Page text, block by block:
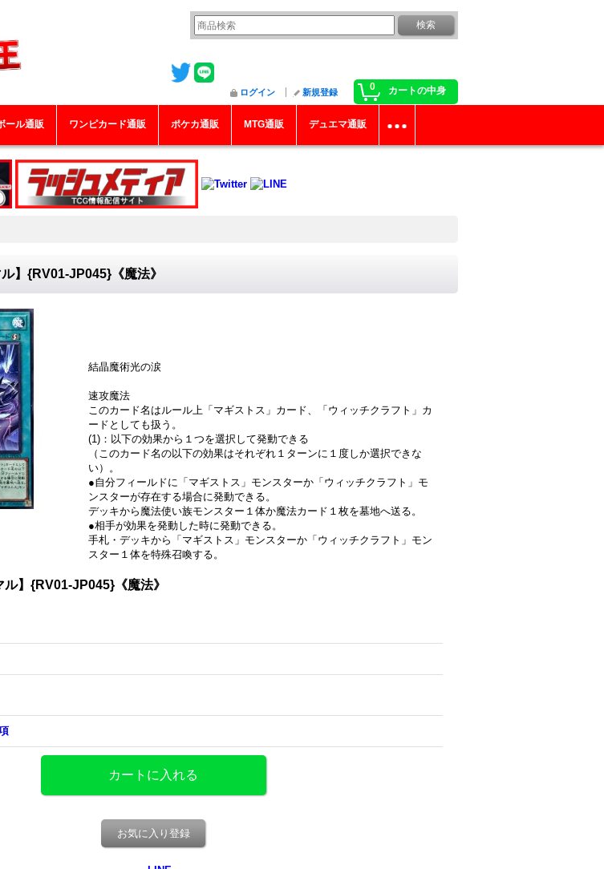
0 カートの中身
ログイン 新規登録
ール通販 ワンピカード通販 ポケカ通販 MTG通販 デュエマ通販
】{RV01-JP045}《魔法》
結晶魔術光の涙
速攻魔法
このカード名はルール上「マギストス」カード、「ウィッチクラフト」カ
ードとしても扱う。
(1)：以下の効果から１つを選択して発動できる
（このカード名の以下の効果はそれぞれ１ターンに１度しか選択できな
い）。
●自分フィールドに「マギストス」モンスターか「ウィッチクラフト」モ
ンスターが存在する場合に発動できる。
デッキから魔法使い族モンスター１体か魔法カード１枚を墓地へ送る。
●相手が効果を発動した時に発動できる。
手札・デッキから「マギストス」モンスターか「ウィッチクラフト」モン
スター１体を特殊召喚する。
】{RV01-JP045}《魔法》
お気に入り登録